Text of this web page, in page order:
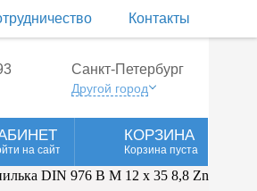
Контакты
Санкт-Петербург
Другой город
на сайт
КОРЗИНА
Корзина пуста